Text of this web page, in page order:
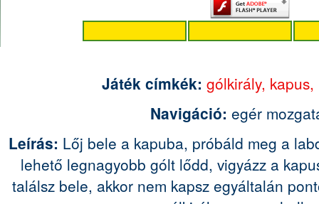
Játék címkék: gólkirály, kapus,
Navigáció: egér
Leírás: Lőj bele a kapuba, próbáld meg a
lehető legnagyobb gólt lődd, vigyázz a
találsz bele, akkor nem kapsz egyáltalán